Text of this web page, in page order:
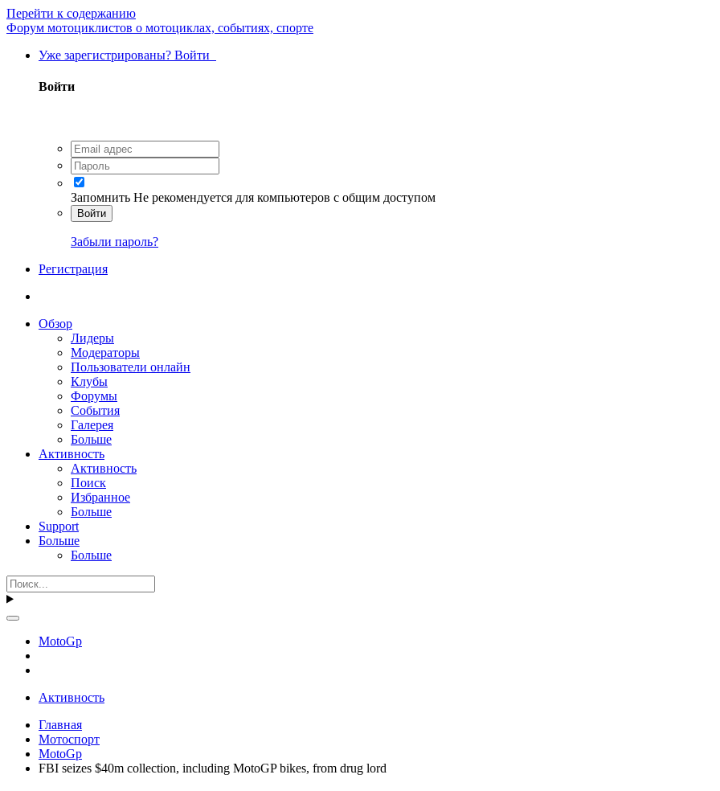
Перейти к содержанию
Форум мотоциклистов о мотоциклах, событиях, спорте
Уже зарегистрированы? Войти
Войти
Запомнить Не рекомендуется для компьютеров с общим доступом
Войти
Забыли пароль?
Регистрация
Обзор
Лидеры
Модераторы
Пользователи онлайн
Клубы
Форумы
События
Галерея
Больше
Активность
Активность
Поиск
Избранное
Больше
Support
Больше
Больше
MotoGp
Активность
Главная
Мотоспорт
MotoGp
FBI seizes $40m collection, including MotoGP bikes, from drug lord